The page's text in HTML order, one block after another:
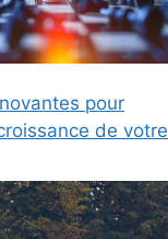
pour
de votre